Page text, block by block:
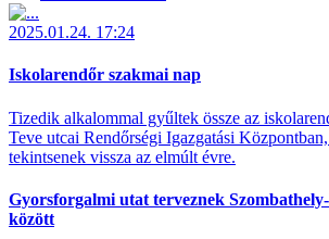
2025.01.24. 17:24
Iskolarendőr szakmai nap
Tizedik alkalommal gyűltek össze az
Teve utcai Rendőrségi Igazgatási
tekintsenek vissza az elmúlt évre.
Gyorsforgalmi utat terveznek
között